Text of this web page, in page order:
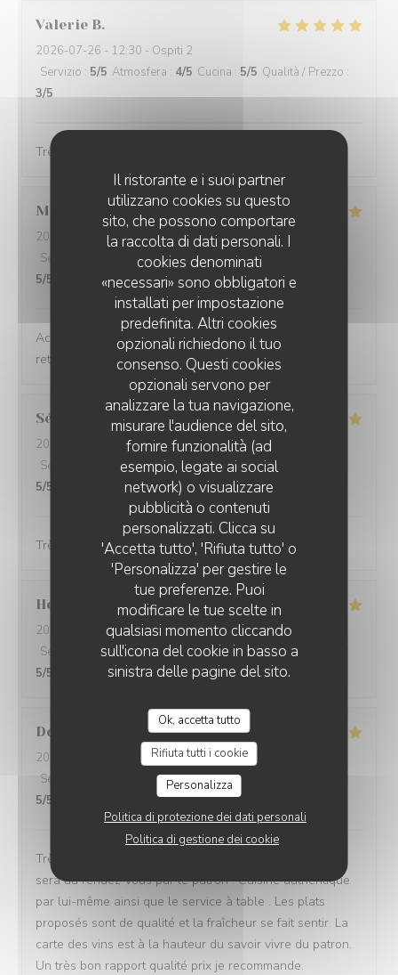
Il ristorante e i suoi partner
utilizzano cookies su questo
sito, che possono comportare
la raccolta di dati personali. I
cookies denominati
«necessari» sono obbligatori e
installati per impostazione
predefinita. Altri cookies
opzionali richiedono il tuo
consenso. Questi cookies
opzionali servono per
analizzare la tua navigazione,
misurare l'audience del sito,
fornire funzionalità (ad
esempio, legate ai social
network) o visualizzare
pubblicità o contenuti
personalizzati. Clicca su
'Accetta tutto', 'Rifiuta tutto' o
'Personalizza' per gestire le
tue preferenze. Puoi
modificare le tue scelte in
qualsiasi momento cliccando
sull'icona del cookie in basso a
sinistra delle pagine del sito.
Ok, accetta tutto
Rifiuta tutti i cookie
Personalizza
Politica di protezione dei dati personali
Politica di gestione dei cookie
Valerie B
2026-07-26 - 12:30 - Ospiti 2
Servizio : 5/5 Atmosfera : 4/5 Cucina : 5/5 Qualità / Prezzo :
3/5
Très bon choix
Marie
2026-07-19
- 12:00 - Ospiti 2
Servizio
Atmosfera: 4/5 Cucina:5/5
5/5
Accueil très sympathique, plats savoureux. On y
retournera encore !
Séverine
2026-07-18
- 13:45 - Ospiti 3
Servizio
Atmosfera: /5 Cucina: 4/5 Qualità / Prezzo
5/5
Très bon accueil avec un repas fait maison excellent
Helena
2026-07-18
- 20:30 - Ospiti 3
Servizio
/5 Atmosfera: 5/5 Cucina :5 /5 Qualità / Prezzo
5/5
Dominique
2026-07-16
- 12:30 - Ospiti 4
Servizio
Atmosfera:4/5 Cucina:5
5/5
Très bonne adresse ! N'hésitez pas ! Entrez et l'accueil
sera au rendez-vous par le patron . Cuisine authentique
par lui-même ainsi que le service à table . Les plats
proposés sont de qualité et la fraîcheur se fait sentir. La
carte des vins est à la hauteur du savoir vivre du patron.
Un très bon rapport qualité prix je recommande.
AUBERGE DE LA LONGUE CROIX